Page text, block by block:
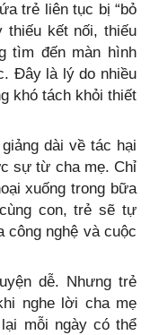
trẻ liên tục bị “bỏ
thiếu kết nối, thiếu
tìm đến màn hình
Đây là lý do nhiều
khó tách khỏi thiết
dài về tác hại
sự từ cha mẹ. Chỉ
xuống trong bữa
con, trẻ sẽ tự
công nghệ và cuộc
dễ. Nhưng trẻ
nghe lời cha mẹ
mỗi ngày có thể